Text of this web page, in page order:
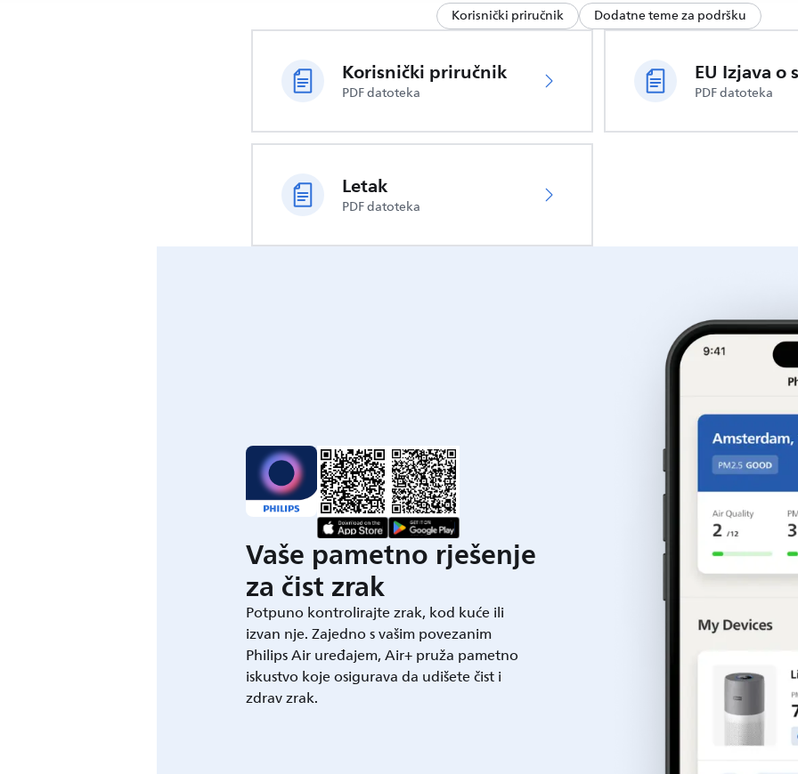
Korisnički priručnik Dodatne teme za podršku
Korisnički priručnik
PDF datoteka PDF datoteka
Letak
PDF datoteka
Vaše pametno rješenje
za čist zrak
Potpuno kontrolirajte zrak, kod kuće ili
izvan nje. Zajedno s vašim povezanim
Philips Air uređajem, Air+ pruža pametno
iskustvo koje osigurava da udišete čist i
zdrav zrak.